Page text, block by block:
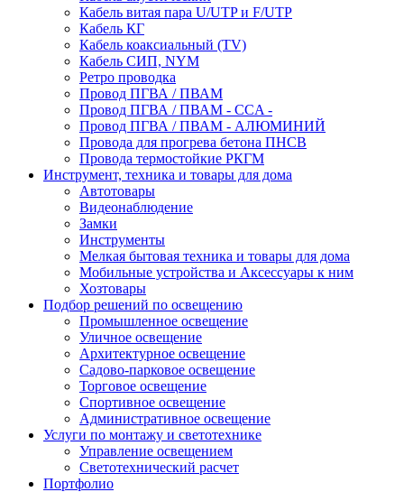
Кабель витая пара U/UTP и F/UTP
Кабель КГ
Кабель коаксиальный (TV)
Кабель СИП, NYM
Ретро проводка
Провод ПГВА / ПВАМ
Провод ПГВА / ПВАМ - CCA -
Провод ПГВА / ПВАМ - АЛЮМИНИЙ
Провода для прогрева бетона ПНСВ
Провода термостойкие РКГМ
Инструмент, техника и товары для дома
Автотовары
Видеонаблюдение
Замки
Инструменты
Мелкая бытовая техника и товары для дома
Мобильные устройства и Аксессуары к ним
Хозтовары
Подбор решений по освещению
Промышленное освещение
Уличное освещение
Архитектурное освещение
Садово-парковое освещение
Торговое освещение
Спортивное освещение
Административное освещение
Услуги по монтажу и светотехнике
Управление освещением
Светотехнический расчет
Портфолио